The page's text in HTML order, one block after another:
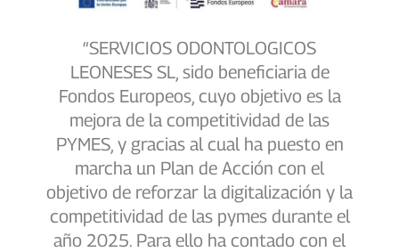
“SERVICIOS ODONTOLOGICOS
LEONESES SL, sido beneficiaria de
Fondos Europeos, cuyo objetivo es la
mejora de la competitividad de las
PYMES, y gracias al cual ha puesto en
marcha un Plan de Acción con el
objetivo de reforzar la digitalización y la
competitividad de las pymes durante el
año 2025. Para ello ha contado con el